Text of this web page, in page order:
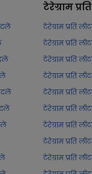
टेरेग्राम
टेरेग्राम प्रति
टेरेग्राम प्रति
टेरेग्राम प्रति
टेरेग्राम प्रति
टेरेग्राम प्रति
टेरेग्राम प्रति
टेरेग्राम प्रति
टेरेग्राम प्रति
टेरेग्राम प्रति